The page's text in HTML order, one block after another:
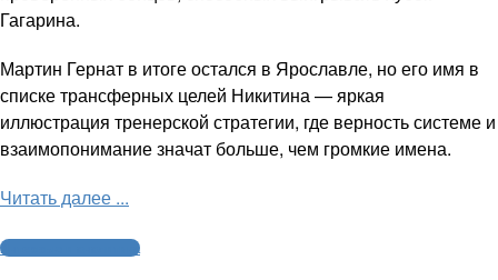
Гагарина.
Мартин Гернат в итоге остался в Ярославле, но его имя в
списке трансферных целей Никитина — яркая
иллюстрация тренерской стратегии, где верность системе и
взаимопонимание значат больше, чем громкие имена.
Читать далее ...
Интервью и аналитика